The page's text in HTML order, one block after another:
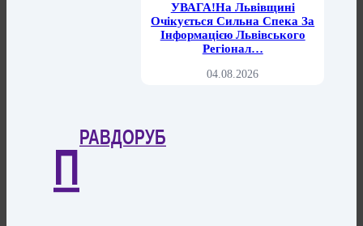
УВАГА!На Львівщині
Очікується Сильна Спека За
Інформацією Львівського
Регіонал…
04.08.2026
П
РАВДОРУБ